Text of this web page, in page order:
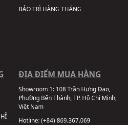
BẢO TRÌ HÀNG THÁNG
ĐỊA ĐIỂM MUA HÀNG
Showroom 1: 108 Trần Hưng Đạo,
Phường Bến Thành, TP. Hồ Chí Minh,
Việt Nam
Hotline:(+84) 869.367.069